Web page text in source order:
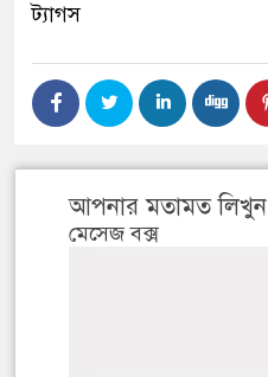
ট্যাগস
আপনার মতামত লিখুন
মেসেজ বক্স